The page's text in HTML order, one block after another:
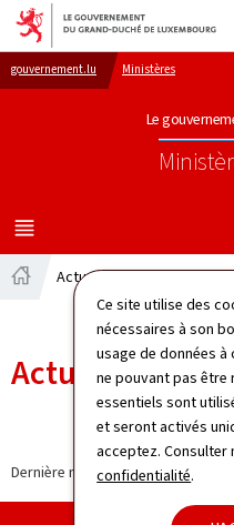
Ce site utilise des
nécessaires à son
usage de données
ne pouvant pas être
essentiels sont
et seront activés
acceptez.
confidentialité.
Aller au
Aller
gouvernement.lu Ministères
Le
MENU
PRINCIPAL
Actualités
Actualités
Dernière modification le30.03.2026